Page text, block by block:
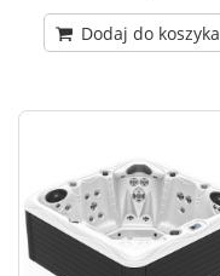
Dodaj do koszyka